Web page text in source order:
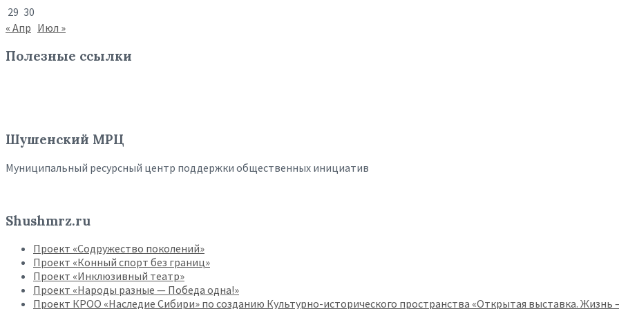
29 30
« Апр Июл »
Полезные ссылки
Шушенский МРЦ
Муниципальный ресурсный центр поддержки общественных инициатив
Shushmrz.ru
Проект «Содружество поколений»
Проект «Конный спорт без границ»
Проект «Инклюзивный театр»
Проект «Народы разные — Победа одна!»
Проект КРОО «Наследие Сибири» по созданию Культурно-исторического пространства «Открытая выставка.